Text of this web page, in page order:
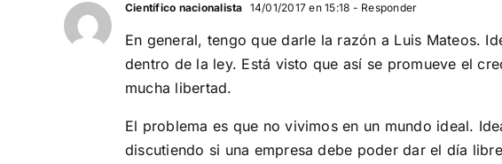
Científico nacionalista 14/01/2017 en 15:18 - Responder
En general, tengo que darle la razón a Luis Mateos.
dentro de la ley. Está visto que así se promueve el
mucha libertad.
El problema es que no vivimos en un mundo ideal.
discutiendo si una empresa debe poder dar el día